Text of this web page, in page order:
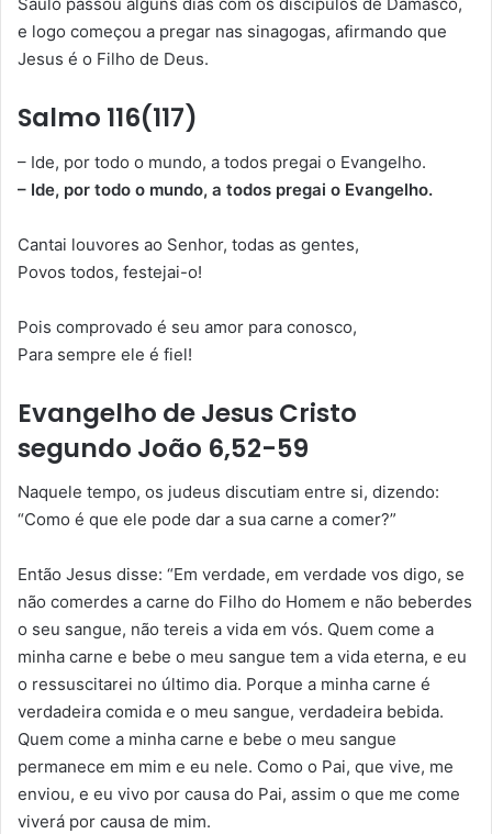
Saulo passou alguns dias com os discípulos de Damasco,
e logo começou a pregar nas sinagogas, afirmando que
Jesus é o Filho de Deus.
Salmo 116(117)
– Ide, por todo o mundo, a todos pregai o Evangelho.
– Ide, por todo o mundo, a todos pregai o Evangelho.
Cantai louvores ao Senhor, todas as gentes,
Povos todos, festejai-o!
Pois comprovado é seu amor para conosco,
Para sempre ele é fiel!
Evangelho de Jesus Cristo
segundo João 6,52-59
Naquele tempo, os judeus discutiam entre si, dizendo:
“Como é que ele pode dar a sua carne a comer?”
Então Jesus disse: “Em verdade, em verdade vos digo, se
não comerdes a carne do Filho do Homem e não beberdes
o seu sangue, não tereis a vida em vós. Quem come a
minha carne e bebe o meu sangue tem a vida eterna, e eu
o ressuscitarei no último dia. Porque a minha carne é
verdadeira comida e o meu sangue, verdadeira bebida.
Quem come a minha carne e bebe o meu sangue
permanece em mim e eu nele. Como o Pai, que vive, me
enviou, e eu vivo por causa do Pai, assim o que me come
viverá por causa de mim.